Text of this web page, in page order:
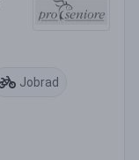
Jobrad